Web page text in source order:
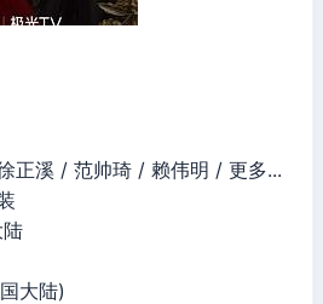
正溪 / 范帅琦 / 赖伟明 / 更多...
大陆)